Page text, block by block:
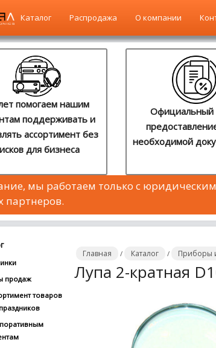
Каталог Распродажа О компании
помогаем нашим
поддерживать и
ассортимент без
для бизнеса
Официальный
необходимой
мы работаем только с
партнеров.
Главная / Каталог / Приборы
Лупа 2-кратная
продаж
товаров